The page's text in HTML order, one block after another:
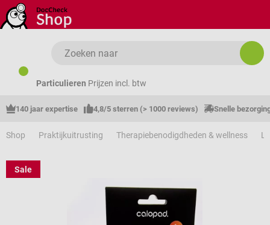
Ga naar de hoofdinhoud
Particulieren Prijzen incl. btw
140 jaar expertise 4,8/5 sterren (> 1000 reviews) Snelle
Shop Praktijkuitrusting Therapiebenodigdheden & wellness
Sale